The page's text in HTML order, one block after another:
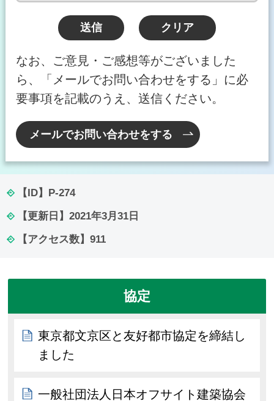
なお、ご意見・ご感想等がございました
ら、「メールでお問い合わせをする」に必
要事項を記載のうえ、送信ください。
メールでお問い合わせをする
【ID】 P-274
【更新日】 2021年3月31日
【アクセス数】 911
協定
東京都文京区と友好都市協定を締結し
ました
一般社団法人日本オフサイト建築協会